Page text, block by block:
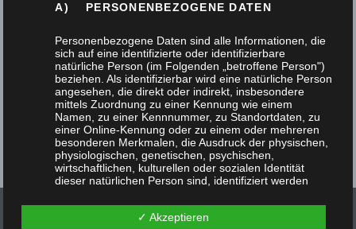
A) PERSONENBEZOGENE DATEN
Personenbezogene Daten sind alle Informationen, die
sich auf eine identifizierte oder identifizierbare
natürliche Person (im Folgenden „betroffene Person")
beziehen. Als identifizierbar wird eine natürliche Person
angesehen, die direkt oder indirekt, insbesondere
mittels Zuordnung zu einer Kennung wie einem
Namen, zu einer Kennnummer, zu Standortdaten, zu
einer Online-Kennung oder zu einem oder mehreren
besonderen Merkmalen, die Ausdruck der physischen,
physiologischen, genetischen, psychischen,
wirtschaftlichen, kulturellen oder sozialen Identität
dieser natürlichen Person sind, identifiziert werden
✓ Akzeptieren